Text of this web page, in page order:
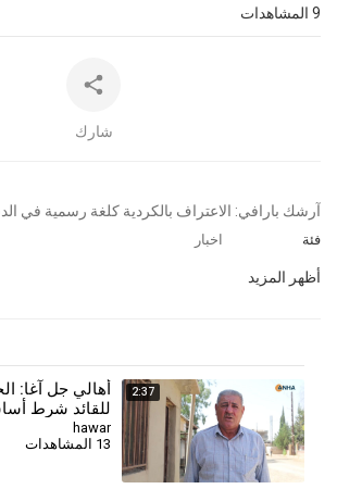
المشاهدات
شارك
⁣⁣آرشك بارافي: الاعتراف بالكردية كلغة رسمية في
فئة اخبار
أظهر المزيد
2:37
أهالي جل آغا:
للقائد شرط
السلام وحل القضية
hawar
13 المشاهدات